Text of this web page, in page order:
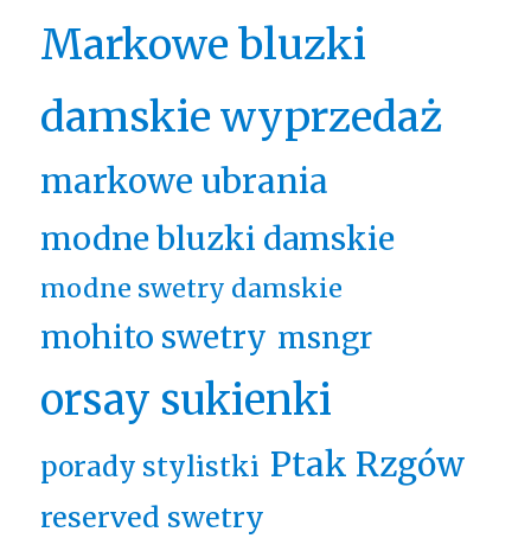
Markowe bluzki
damskie wyprzedaż
markowe ubrania
modne bluzki damskie
modne swetry damskie
mohito swetry msngr
orsay sukienki
porady stylistki Ptak Rzgów
reserved swetry